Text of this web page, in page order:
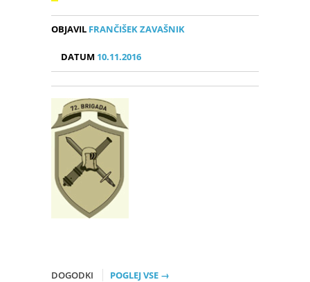
OBJAVIL FRANČIŠEK ZAVAŠNIK
DATUM 10.11.2016
DOGODKI POGLEJ VSE →